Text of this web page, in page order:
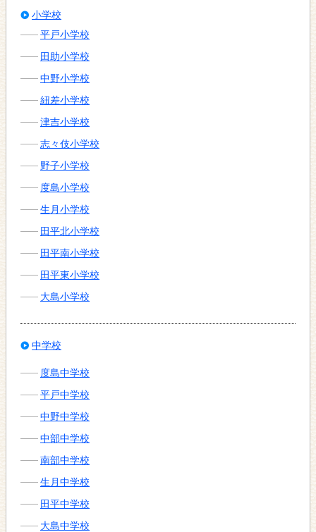
小学校
平戸小学校
田助小学校
中野小学校
紐差小学校
津吉小学校
志々伎小学校
野子小学校
度島小学校
生月小学校
田平北小学校
田平南小学校
田平東小学校
大島小学校
中学校
度島中学校
平戸中学校
中野中学校
中部中学校
南部中学校
生月中学校
田平中学校
大島中学校